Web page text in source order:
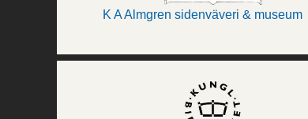
K A Almgren sidenväveri & museum